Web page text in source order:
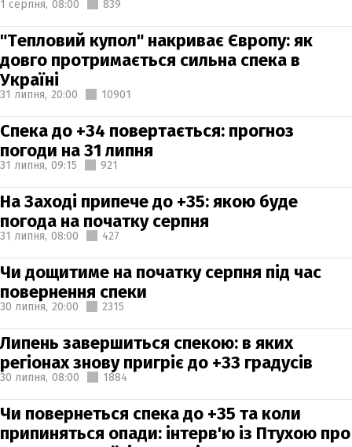
1 серпня, 08:00 839
"Тепловий купол" накриває Європу: як
довго протримається сильна спека в
Україні
31 липня, 20:00 10901
Спека до +34 повертається: прогноз
погоди на 31 липня
31 липня, 09:15 921
На Заході припече до +35: якою буде
погода на початку серпня
31 липня, 08:00 427
Чи дощитиме на початку серпня під час
повернення спеки
30 липня, 20:00 2315
Липень завершиться спекою: в яких
регіонах знову пригріє до +33 градусів
30 липня, 08:00 1884
Чи повернеться спека до +35 та коли
припиняться опади: інтерв'ю із Птухою про